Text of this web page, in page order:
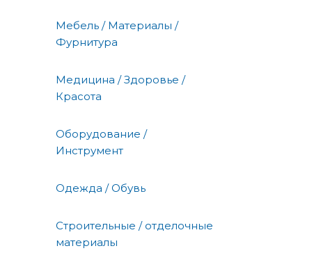
Мебель / Материалы /
Фурнитура
Медицина / Здоровье /
Красота
Оборудование /
Инструмент
Одежда / Обувь
Строительные / отделочные
материалы